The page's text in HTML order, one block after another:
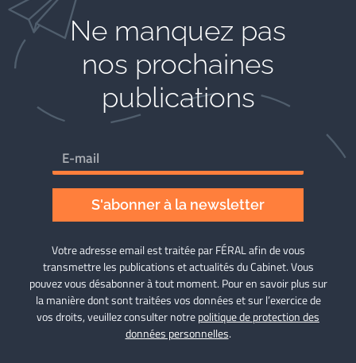
Ne manquez pas
nos prochaines
publications
S'abonner à la newsletter
Votre adresse email est traitée par FÉRAL afin de vous
transmettre les publications et actualités du Cabinet. Vous
pouvez vous désabonner à tout moment. Pour en savoir plus sur
la manière dont sont traitées vos données et sur l’exercice de
vos droits, veuillez consulter notrepolitique de protection des
données personnelles.